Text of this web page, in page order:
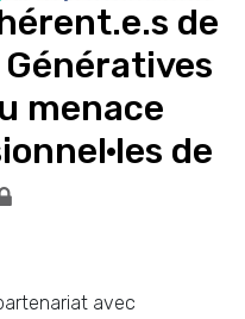
de
Génératives
menace
de
avec